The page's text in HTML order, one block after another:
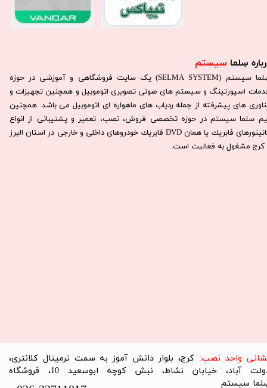
سِلما سیستم​​​​​​​
سِلما سيستم (SELMA SYSTEM) یک سایت فروشگاهی و آموزشی در حوزه
اسپورتینگ و سیستم های صوتی تصویری اتوموبیل و همچنین تجهیزات و
های پیشرفته از جمله ردیاب های ماهواره ای اتوموبیل می باشد. همچنين
سلما سيستم در حوزه تخصصی فروش، نصب، تعمير و پشتيبانی از انواع
مانيتورهای فابريك يا همان DVD فابريك خودروهای داخلی و خارجی در استان البرز
كرج مشغول به فعاليت است.​​​​​​​
واحد نصب: کرج، بلوار دانش آموز به سمت ترمینال کلانتری،
دولت آباد، خیابان نشاط، نبش کوچه ابوسعید 10، فروشگاه
سیستم​​​​​​​